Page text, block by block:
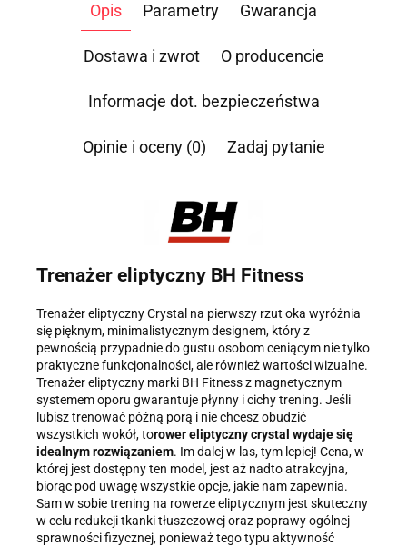
Przesłanie formularza oznacza przekazanie danych osobowych
(imię, numer telefonu) niezbędnych do kontaktu i udzielenia
odpowiedzi na Twoje zapytanie, a także zgodę na ich
przetwarzanie przez Administratora w celu realizacji tego
Prywatności.
Administratorem danych osobowych jest Damian Skiba -
Klaczkowski prowadzący działalność gospodarczą pod firmą:
konieczna, do udzielenia odpowiedzi, może być w każdej chwili
wycofana, kontaktując się z administratorem, np. przez e-mail:
lub telefon+48 600 555 801
zapytanie lub cofnięcia zgody. Osobie, której dane dotyczą,
przysługuje prawo dostępu do swoich danych, ich sprostowania,
przetwarzania, a także prawo wniesienia skargi do Prezesa
Urzędu Ochrony Danych Osobowych.
Opis Parametry Gwarancja
Dostawa i zwrot O producencie
Informacje dot. bezpieczeństwa
Opinie i oceny (0) Zadaj pytanie
Trenażer eliptyczny BH Fitness
Trenażer eliptyczny Crystal na pierwszy rzut oka wyróżnia
się pięknym, minimalistycznym designem, który z
pewnością przypadnie do gustu osobom ceniącym nie tylko
praktyczne funkcjonalności, ale również wartości wizualne.
Trenażer eliptyczny marki BH Fitness z magnetycznym
systemem oporu gwarantuje płynny i cichy trening. Jeśli
lubisz trenować późną porą i nie chcesz obudzić
wszystkich wokół, torower eliptyczny crystal wydaje się
idealnym rozwiązaniem. Im dalej w las, tym lepiej! Cena, w
której jest dostępny ten model, jest aż nadto atrakcyjna,
biorąc pod uwagę wszystkie opcje, jakie nam zapewnia.
Sam w sobie trening na rowerze eliptycznym jest skuteczny
w celu redukcji tkanki tłuszczowej oraz poprawy ogólnej
sprawności fizycznej, ponieważ tego typu aktywność